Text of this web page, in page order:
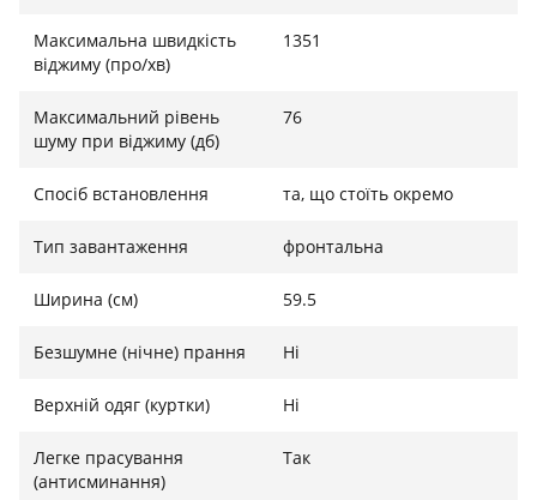
Максимальна швидкість
віджиму (про/хв)
1351
Максимальний рівень
шуму при віджиму (дб)
76
Спосіб встановлення та, що стоїть окремо
Тип завантаження фронтальна
Ширина (см) 59.5
Безшумне (нічне) прання Ні
Верхній одяг (куртки) Ні
Легке прасування
(антисминання)
Так